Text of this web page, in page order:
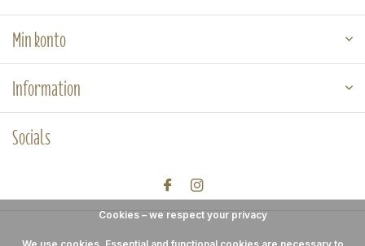
Min konto
Information
Socials
Cookies – we respect your privacy